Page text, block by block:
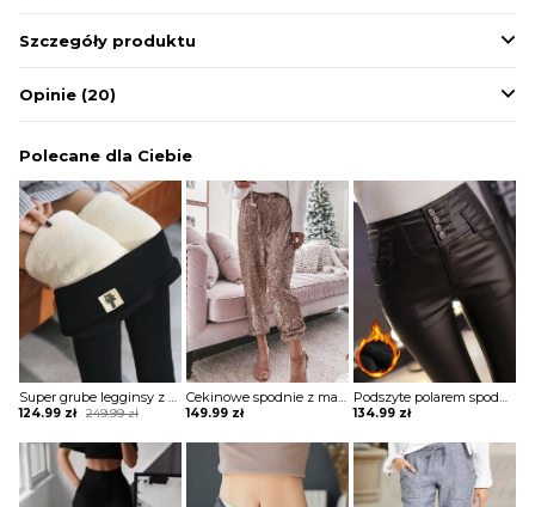
Szczegóły produktu
Opinie (20)
Polecane dla Ciebie
Super grube legginsy z nadrukiem kota spodnie Naldina
249.99zł
Original
was:
249.99 zł.
124.99 zł
Current
is:
124.99 zł.
Cekinowe spodnie z mankietami i cekinami szorty Emmelie
149.99 zł
Podszyte polarem spodnie ze skóry pu z guzikami Aja
134.99 zł